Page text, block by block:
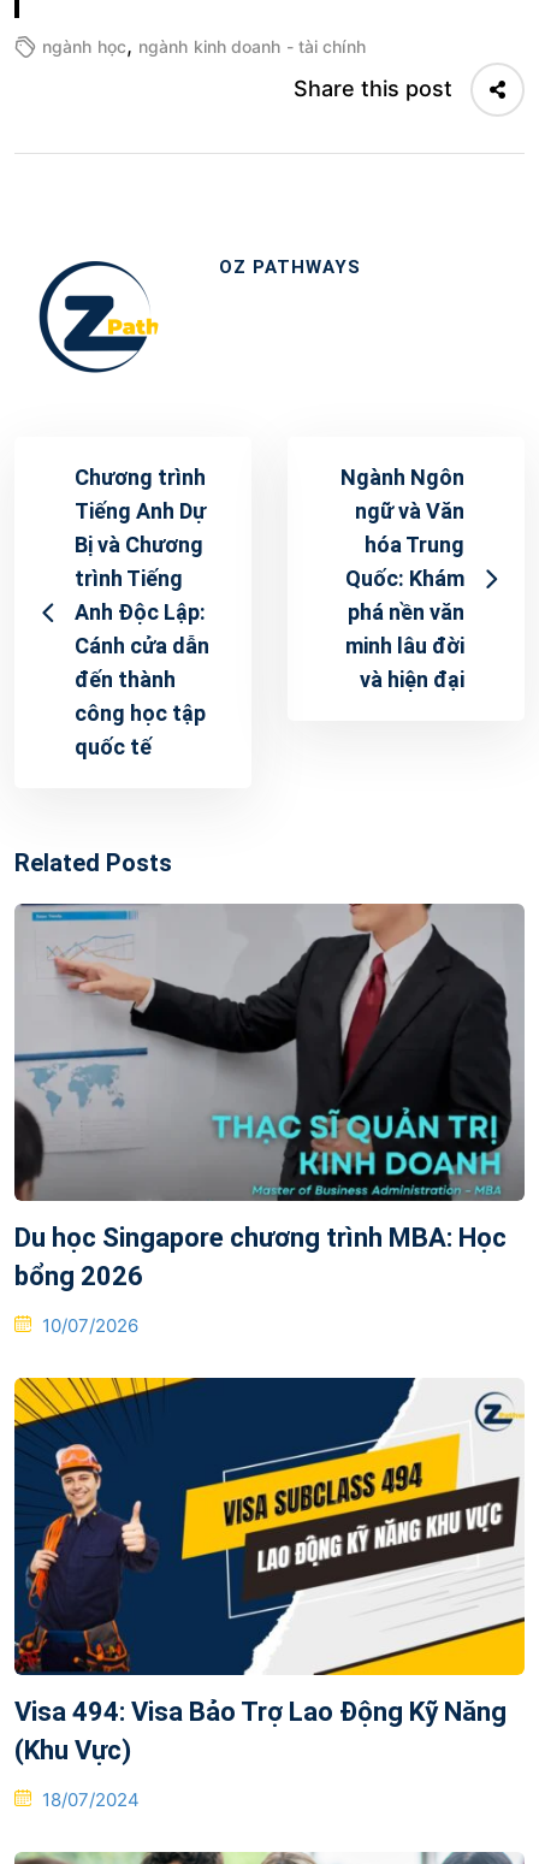
ngành học, ngành kinh doanh - tài chính
Share this post
OZ PATHWAYS
Chương trình
Tiếng Anh Dự
Bị và Chương
trình Tiếng
Anh Độc Lập:
Cánh cửa dẫn
đến thành
công học tập
quốc tế
Ngành Ngôn
ngữ và Văn
hóa Trung
Quốc: Khám
phá nền văn
minh lâu đời
và hiện đại
Related Posts
Du học Singapore chương trình MBA: Học
bổng 2026
Posted
10/07/2026
Visa 494: Visa Bảo Trợ Lao Động Kỹ Năng
(Khu Vực)
Posted
18/07/2024